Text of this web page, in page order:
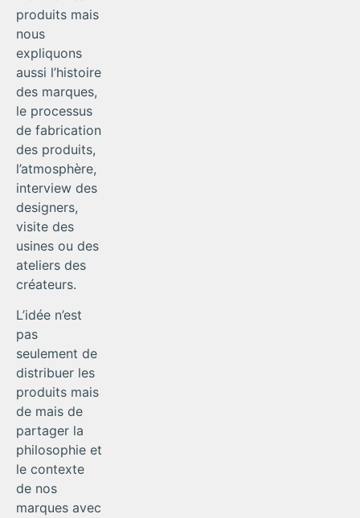
produits mais
nous
expliquons
aussi l’histoire
des marques,
le processus
de fabrication
des produits,
l’atmosphère,
interview des
designers,
visite des
usines ou des
ateliers des
créateurs.
L’idée n’est
pas
seulement de
distribuer les
produits mais
de mais de
partager la
philosophie et
le contexte
de nos
marques avec